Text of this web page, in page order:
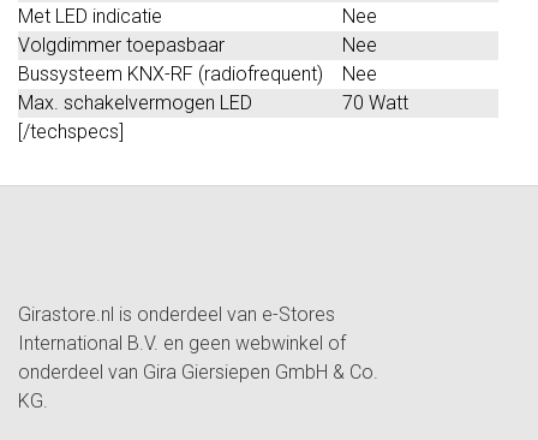
Met LED indicatie
Nee
Volgdimmer toepasbaar
Nee
Bussysteem KNX-RF (radiofrequent)
Nee
Max. schakelvermogen LED
70 Watt
[/techspecs]
Girastore.nl is onderdeel van e-Stores
International B.V. en geen webwinkel of
onderdeel van Gira Giersiepen GmbH & Co.
KG.